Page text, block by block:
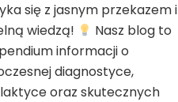
się z jasnym przekazem i
wiedzą!
Nasz blog to
informacji o
diagnostyce,
oraz skutecznych